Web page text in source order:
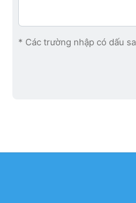
* Các trường nhập có dấu